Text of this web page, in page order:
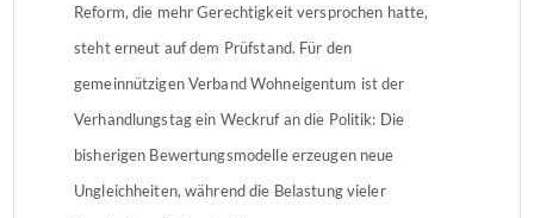
Reform, die mehr Gerechtigkeit versprochen hatte,
steht erneut auf dem Prüfstand. Für den
gemeinnützigen Verband Wohneigentum ist der
Verhandlungstag ein Weckruf an die Politik: Die
bisherigen Bewertungsmodelle erzeugen neue
Ungleichheiten, während die Belastung vieler